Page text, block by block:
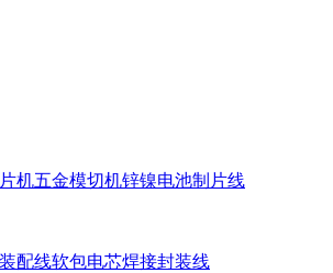
机五金模切机锌镍电池制片线
配线软包电芯焊接封装线